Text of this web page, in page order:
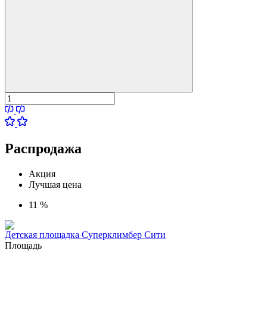
Распродажа
Акция
Лучшая цена
11 %
Детская площадка Суперклимбер Сити
Площадь